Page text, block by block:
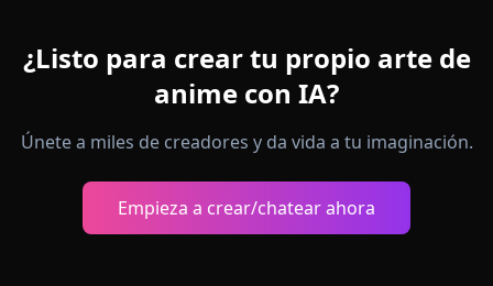
¿Listo para crear tu propio arte de
anime con IA?
Únete a miles de creadores y da vida a tu imaginación.
Empieza a crear/chatear ahora